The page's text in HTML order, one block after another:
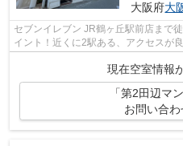
大阪府大
セブンイレブン JR鶴ヶ丘駅前店まで
イント！近くに2駅ある、アクセスが
現在空室情報
「第2田辺マ
お問い合